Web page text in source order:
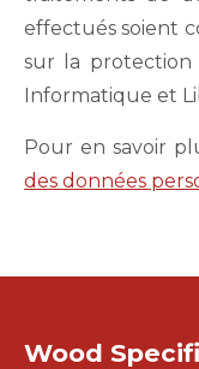
effectués soient
sur la protection
Informatique et
Pour en savoir
des données
Wood